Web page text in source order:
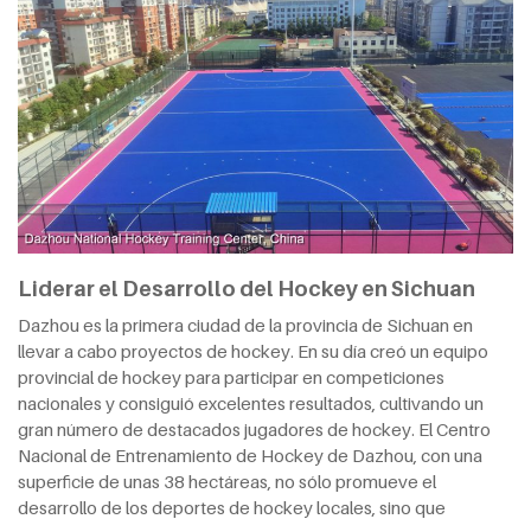
Liderar el Desarrollo del Hockey en Sichuan
Dazhou es la primera ciudad de la provincia de Sichuan en
llevar a cabo proyectos de hockey. En su día creó un equipo
provincial de hockey para participar en competiciones
nacionales y consiguió excelentes resultados, cultivando un
gran número de destacados jugadores de hockey. El Centro
Nacional de Entrenamiento de Hockey de Dazhou, con una
superficie de unas 38 hectáreas, no sólo promueve el
desarrollo de los deportes de hockey locales, sino que